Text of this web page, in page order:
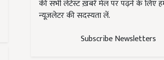
की सभी लेटेस्ट ख़बरें मेल पर पढ़ने के लिए
न्यूज़लेटर की सदस्यता लें.
Subscribe Newsletters